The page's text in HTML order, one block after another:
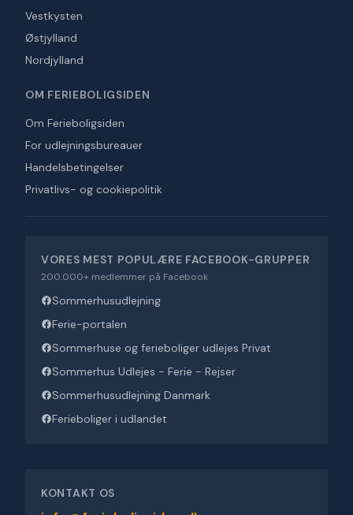
Vestkysten
Østjylland
Nordjylland
OM FERIEBOLIGSIDEN
Om Ferieboligsiden
For udlejningsbureauer
Handelsbetingelser
Privatlivs- og cookiepolitik
VORES MEST POPULÆRE FACEBOOK-GRUPPER
200.000+ medlemmer på Facebook
Sommerhusudlejning
Ferie-portalen
Sommerhuse og ferieboliger udlejes Privat
Sommerhus Udlejes - Ferie - Rejser
Sommerhusudlejning Danmark
Ferieboliger i udlandet
KONTAKT OS